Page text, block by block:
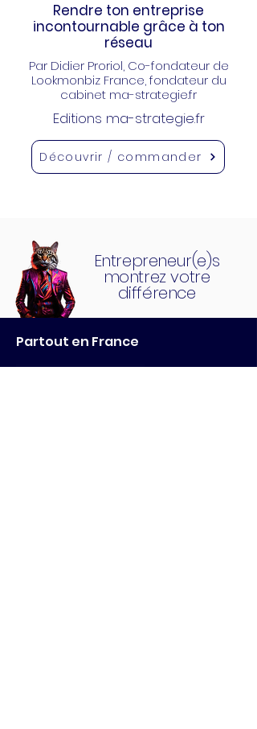
Rendre ton entreprise
incontournable grâce à ton
réseau
Par Didier Proriol, Co-fondateur de
Lookmonbiz France, fondateur du
cabinet ma-strategie.fr
Editions ma-strategie.fr
Découvrir / commander
Entrepreneur(e)s
montrez votre
différence
Partout en France